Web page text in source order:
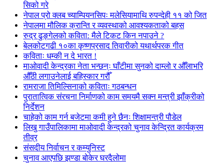
सिको गरे
नेपाल प्रो क्लब च्याम्पियनसिपः मलेसियामाथि रुपन्देही ११ को जित
नेपालमा मौलिक क्रान्ति र व्यवस्थाको आवश्यकताको बहस
रुद्र ढुङ्गेलको कविता: मैले टिकट किन नपाउने ?
बेलकोटगढी १०का कृष्णप्रसाद तिवारीको यथार्थपरक गीत
कविताः धम्की न दे भारत !
माओवादी केन्द्रका नेता भन्छन्ः घाँटीमा सुनको दाम्लो र औँलाभरि
औँठी लगाउनेलाई बहिस्कार गरौँ
रामराजा तिमिल्सिनाको कविताः गठबन्धन
पुरातात्विक संरचना निर्माणको काम समयमै सक्न मन्त्री झाँक्रीको
निर्देशन
चाहेको काम गर्न बजेटमा कमी हुने छैनः शिक्षामन्त्री पौडेल
लिखु गाउँपालिकामा माओवादी केन्द्रको चुनाव केन्द्रित कार्यक्रम
तीव्र
संसदीय निर्वाचन र कम्युनिस्ट
चुनाव आएपछि झण्डा बोकेर घरदैलोमा